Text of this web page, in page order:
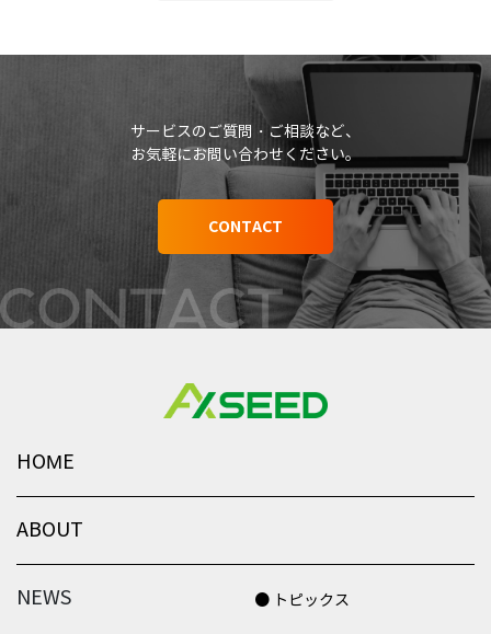
サービスのご質問・ご相談など、
お気軽にお問い合わせください。
CONTACT
HOME
ABOUT
NEWS ● トピックス